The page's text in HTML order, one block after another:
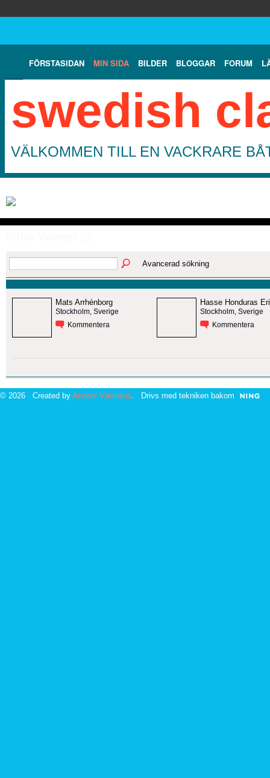
FÖRSTASIDAN MIN SIDA BILDER BLOGGAR FORUM
swedish
VÄLKOMMEN TILL EN VACKRARE
Avancerad sökning
Mats Arrhénborg
Stockholm, Sverige
Kommentera
Hasse Honduras
Stockholm, Sverige
Kommentera
© 2026 Created by Anders Værnéus . Drivs med tekniken bakom